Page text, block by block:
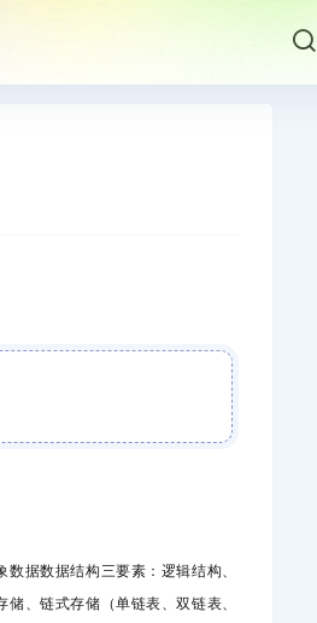
据数据结构三要素：逻辑结构、
、链式存储（单链表、双链表、